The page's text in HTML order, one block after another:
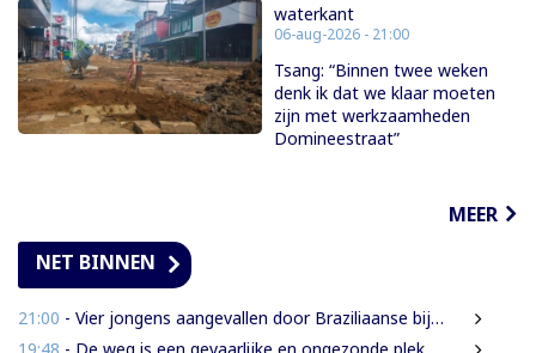
waterkant
06-aug-2026 - 21:00
Tsang: “Binnen twee weken
denk ik dat we klaar moeten
zijn met werkzaamheden
Domineestraat”
MEER
NET BINNEN
21:00 - Vier jongens aangevallen door Braziliaanse bijen tijdens leguanenjacht
19:48 - De weg is een gevaarlijke en ongezonde plek